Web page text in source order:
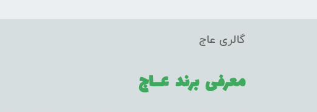
گالری عاج
معرفی برند عــاج